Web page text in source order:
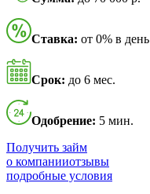
Ставка: от 0% в день
Срок: до 6 мес.
Одобрение: 5 мин.
Получить займ
о компанииотзывы
подробные условия